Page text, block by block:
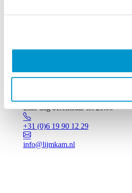
Elke dag bereikbaar tot 20:00
+31 (0)6 19 90 12 29
info@lijmkam.nl